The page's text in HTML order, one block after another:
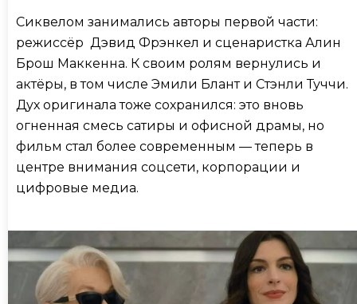
Сиквелом занимались авторы первой части:
режиссёр Дэвид Фрэнкел и сценаристка Алин
Брош Маккенна. К своим ролям вернулись и
актёры, в том числе Эмили Блант и Стэнли Туччи.
Дух оригинала тоже сохранился: это вновь
огненная смесь сатиры и офисной драмы, но
фильм стал более современным — теперь в
центре внимания соцсети, корпорации и
цифровые медиа.